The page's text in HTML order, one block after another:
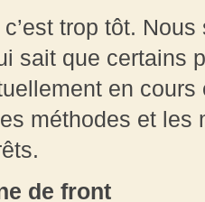
trop tôt.
sait que certains
en
méthodes et les
de front